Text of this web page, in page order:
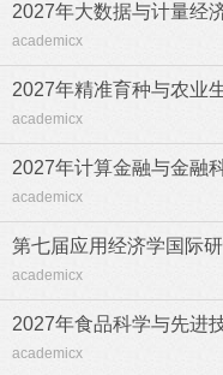
2027年大数据与计量经
academicx
2027年精准育种与农业
academicx
2027年计算金融与金融
academicx
第七届应用经济学国际
academicx
2027年食品科学与先进
academicx